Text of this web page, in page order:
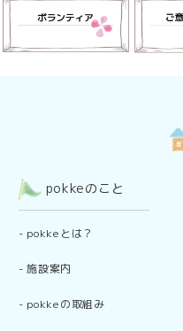
pokkeのこと
- pokkeとは？
-施設案内
- pokkeの取組み